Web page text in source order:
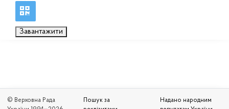
Завантажити
© Верховна Рада
Пошук за
Надано народним